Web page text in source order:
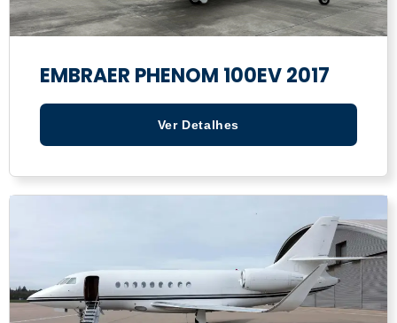
EMBRAER PHENOM 100EV 2017
Ver Detalhes